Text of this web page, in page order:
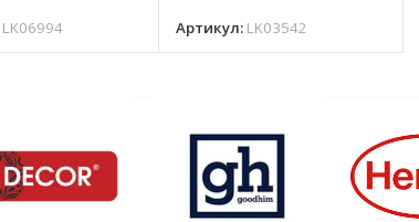
LK06994 Артикул: LK03542